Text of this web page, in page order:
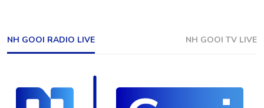
NH GOOI RADIO LIVE NH GOOI TV LIVE